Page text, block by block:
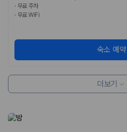
· 무료 주차
· 무료 WiFi
숙소 예약
더보기